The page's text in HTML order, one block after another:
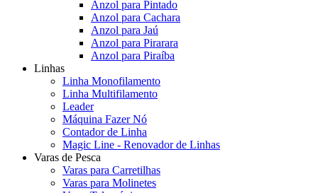
Anzol para Pintado
Anzol para Cachara
Anzol para Jaú
Anzol para Pirarara
Anzol para Piraíba
Linhas
Linha Monofilamento
Linha Multifilamento
Leader
Máquina Fazer Nó
Contador de Linha
Magic Line - Renovador de Linhas
Varas de Pesca
Varas para Carretilhas
Varas para Molinetes